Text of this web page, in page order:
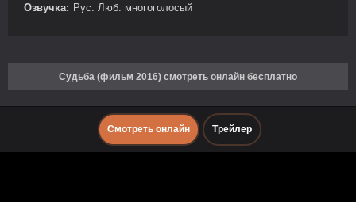
Озвучка: Рус. Люб. многоголосый
Судьба (фильм 2016) смотреть онлайн бесплатно
Смотреть онлайн Трейлер